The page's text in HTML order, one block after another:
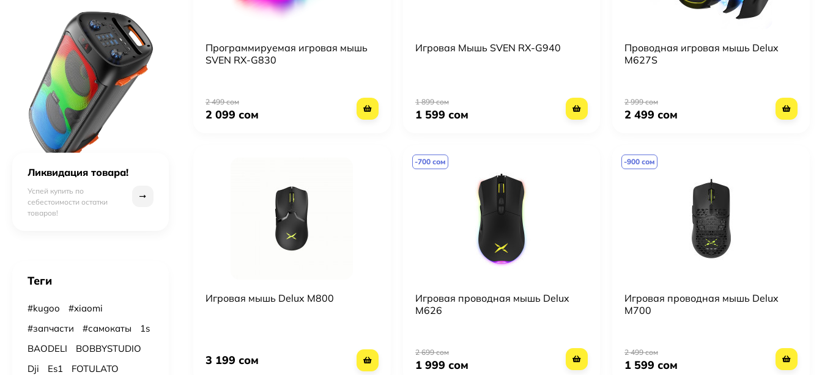
Программируемая игровая мышь
SVEN RX-G830
2 499 сом
2 099 сом
Игровая Мышь SVEN RX-G940
1 899 сом
1 599 сом
Проводная игровая мышь Delux
M627S
2 999 сом
2 499 сом
Игровая мышь Delux M800
3 199 сом
-700 сом
Игровая проводная мышь Delux
M626
2 699 сом
1 999 сом
-900 сом
Игровая проводная мышь Delux
M700
2 499 сом
1 599 сом
Ликвидация товара!
Успей купить по
себестоимости остатки
товаров!
Теги
#kugoo
#xiaomi
#запчасти
#самокаты
1s
BAODELI
BOBBYSTUDIO
Dji
Es1
FOTULATO